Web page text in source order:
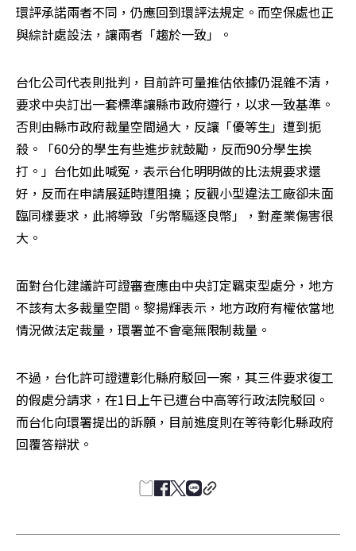
環評承諾兩者不同，仍應回到環評法規定。而空保處也正
與綜計處設法，讓兩者「趨於一致」。
台化公司代表則批判，目前許可量推估依據仍混雜不清，
要求中央訂出一套標準讓縣市政府遵行，以求一致基準。
否則由縣市政府裁量空間過大，反讓「優等生」遭到扼
殺。「60分的學生有些進步就鼓勵，反而90分學生挨
打。」台化如此喊冤，表示台化明明做的比法規要求還
好，反而在申請展延時遭阻撓；反觀小型違法工廠卻未面
臨同樣要求，此將導致「劣幣驅逐良幣」，對產業傷害很
大。
面對台化建議許可證審查應由中央訂定羈束型處分，地方
不該有太多裁量空間。黎揚輝表示，地方政府有權依當地
情況做法定裁量，環署並不會毫無限制裁量。
不過，台化許可證遭彰化縣府駁回一案，其三件要求復工
的假處分請求，在1日上午已遭台中高等行政法院駁回。
而台化向環署提出的訴願，目前進度則在等待彰化縣政府
回覆答辯狀。